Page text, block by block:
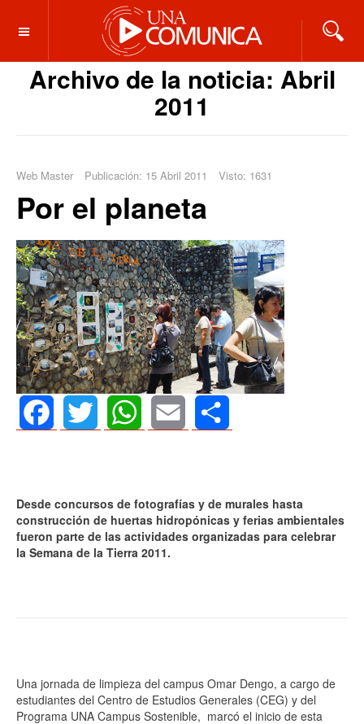
OFF CANVAS
Archivo de la noticia: Abril
2011
Web Master Publicación: 15 Abril 2011 Visto: 1631
Por el planeta
Desde concursos de fotografías y de murales hasta
construcción de huertas hidropónicas y ferias ambientales
fueron parte de las actividades organizadas para celebrar
la Semana de la Tierra 2011.
Una jornada de limpieza del campus Omar Dengo, a cargo de
estudiantes del Centro de Estudios Generales (CEG) y del
Programa UNA Campus Sostenible, marcó el inicio de esta